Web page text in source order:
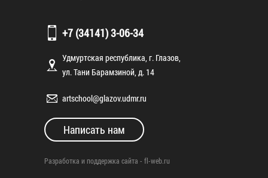
+7 (34141) 3-06-34
Удмуртская республика, г. Глазов,
ул. Тани Барамзиной, д. 14
artschool@glazov.udmr.ru
Написать нам
Разработка и поддержка сайта - fl-web.ru